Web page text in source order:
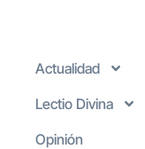
Actualidad
Lectio Divina
Opinión